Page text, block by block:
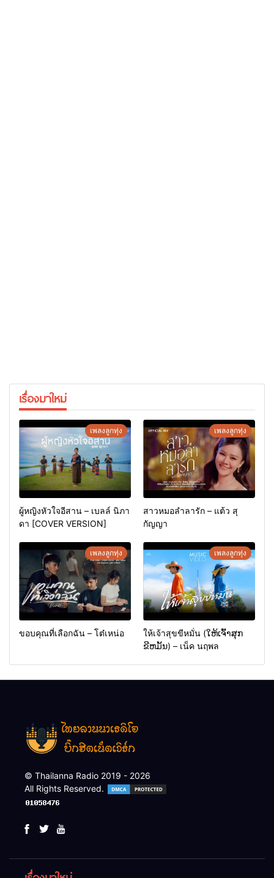
เรื่องมาใหม่
เพลงลูกทุ่ง
ผู้หญิงหัวใจอีสาน – เบลล์ นิภา
ดา [COVER VERSION]
เพลงลูกทุ่ง
สาวหมอลำลารัก – แต้ว สุ
กัญญา
เพลงลูกทุ่ง
ขอบคุณที่เลือกฉัน – โต๋เหน่อ
เพลงลูกทุ่ง
ให้เจ้าสุขขีหมั่น (ໃຫ້ເຈົ້າສຸກ
ຂີຫມັ້ນ) – เน็ค นฤพล
© Thailanna Radio 2019 - 2026
All Rights Reserved.